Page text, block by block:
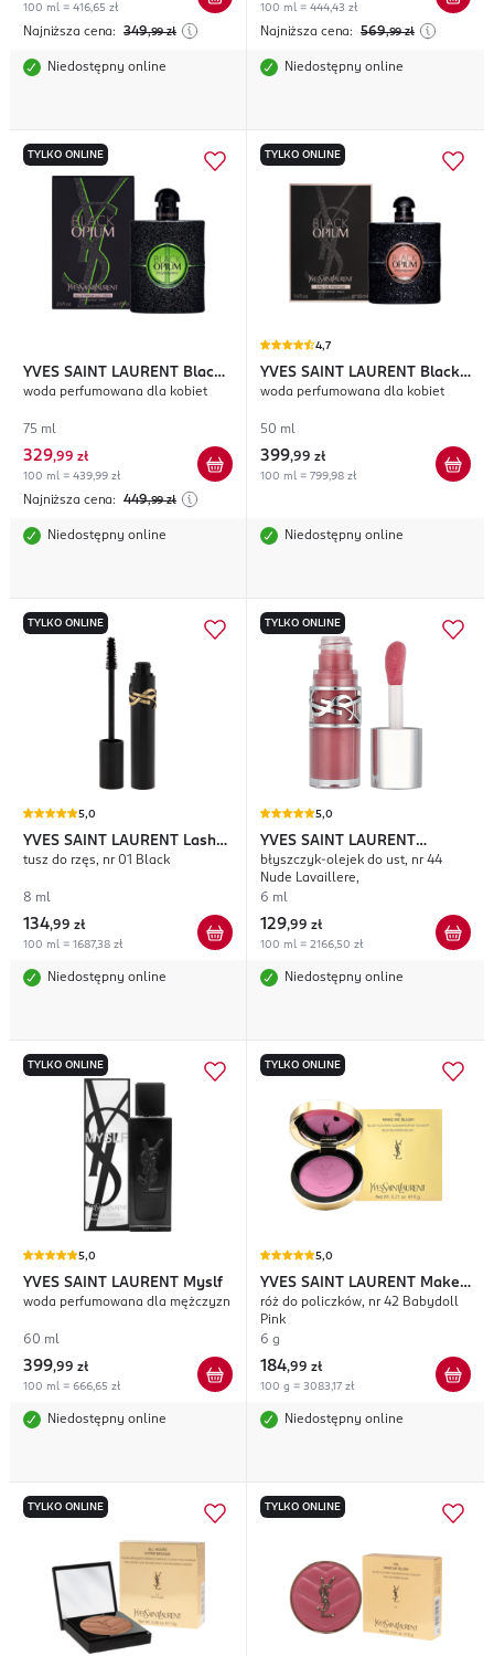
100 ml = 416,65 zł
Najniższa cena: 349,99 zł
Niedostępny online
100 ml = 444,43 zł
Najniższa cena: 569,99 zł
Niedostępny online
TYLKO ONLINE
YVES SAINT LAURENT
Black
Opium Illicit Green
woda perfumowana dla kobiet
75 ml
329,99 zł
100 ml = 439,99 zł
Najniższa cena: 449,99 zł
Niedostępny online
TYLKO ONLINE
4,7
YVES SAINT LAURENT
Black
Opium
woda perfumowana dla kobiet
50 ml
399,99 zł
100 ml = 799,98 zł
Niedostępny online
TYLKO ONLINE
5,0
YVES SAINT LAURENT
Lash
Clash
tusz do rzęs, nr 01 Black
8 ml
134,99 zł
100 ml = 1687,38 zł
Niedostępny online
TYLKO ONLINE
5,0
YVES SAINT LAURENT
Loveshine Plumping
błyszczyk-olejek do ust, nr 44
Nude Lavaillere,
6 ml
129,99 zł
100 ml = 2166,50 zł
Niedostępny online
TYLKO ONLINE
5,0
YVES SAINT LAURENT Myslf
woda perfumowana dla mężczyzn
60 ml
399,99 zł
100 ml = 666,65 zł
Niedostępny online
TYLKO ONLINE
5,0
YVES SAINT LAURENT
Make
Me Blush
róż do policzków, nr 42 Babydoll
Pink
6 g
184,99 zł
100 g = 3083,17 zł
Niedostępny online
TYLKO ONLINE TYLKO ONLINE